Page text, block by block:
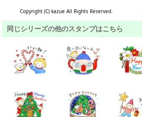
Copyright (C) kazue All Rights Reserved.
同じシリーズの他のスタンプはこちら